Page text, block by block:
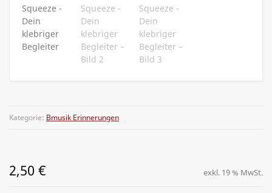
Kategorie: Bmusik Erinnerungen
2,50 € exkl. 19 % MwSt.